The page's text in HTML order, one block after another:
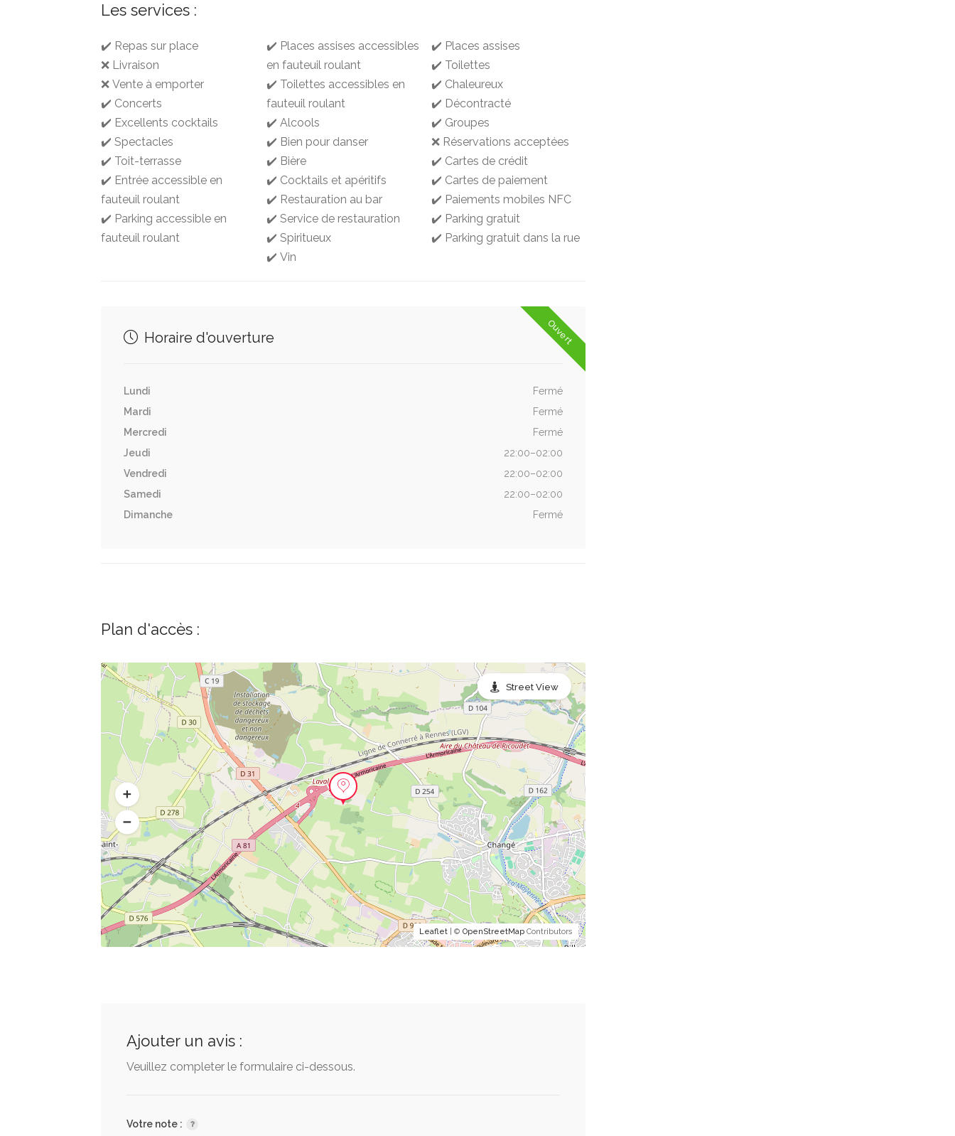
Les services :
✔️ Repas sur place
❌ Livraison
❌ Vente à emporter
✔️ Concerts
✔️ Excellents cocktails
✔️ Spectacles
✔️ Toit-terrasse
✔️ Entrée accessible en
fauteuil roulant
✔️ Parking accessible en
fauteuil roulant
✔️ Places assises accessibles
en fauteuil roulant
✔️ Toilettes accessibles en
fauteuil roulant
✔️ Alcools
✔️ Bien pour danser
✔️ Bière
✔️ Cocktails et apéritifs
✔️ Restauration au bar
✔️ Service de restauration
✔️ Spiritueux
✔️ Vin
✔️ Places assises
✔️ Toilettes
✔️ Chaleureux
✔️ Décontracté
✔️ Groupes
❌ Réservations acceptées
✔️ Cartes de crédit
✔️ Cartes de paiement
✔️ Paiements mobiles NFC
✔️ Parking gratuit
✔️ Parking gratuit dans la rue
Ouvert
Horaire d'ouverture
Lundi
Fermé
Mardi
Fermé
Mercredi
Fermé
Jeudi
22:00–02:00
Vendredi
22:00–02:00
Samedi
22:00–02:00
Dimanche
Fermé
Plan d'accès :
Leaflet| © OpenStreetMapContributors
Street View
Ajouter un avis :
Veuillez completer le formulaire ci-dessous.
Votre note :